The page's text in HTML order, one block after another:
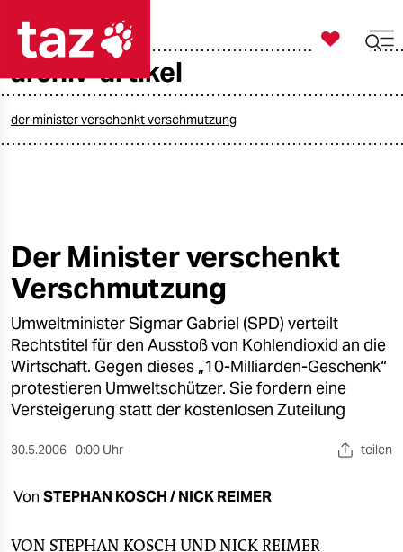
taz zahl ich
öko
gesellschaft
kultur
sport
berlin
nord
wahrheit

taz zahl ich
archiv-artikel
der minister verschenkt verschmutzung
Der Minister verschenkt
Verschmutzung
Umweltminister Sigmar Gabriel (SPD) verteilt
Rechtstitel für den Ausstoß von Kohlendioxid an die
Wirtschaft. Gegen dieses „10-Milliarden-Geschenk“
protestieren Umweltschützer. Sie fordern eine
Versteigerung statt der kostenlosen Zuteilung
30.5.2006 0:00 Uhr teilen
Von STEPHAN KOSCH / NICK REIMER
VON STEPHAN KOSCHUNDNICK REIMER